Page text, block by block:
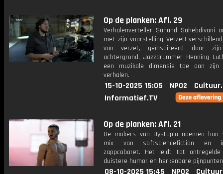
Op de planken: Afl. 29
Verhalenverteller Sahand Sahebdivani
met zijn voorstelling Verzet!
van verzet, geïnspireerd door
achtergrond. Jazzdrummer Henning
een muzikale dimensie toe aan zijn
verhalen.
15-10-2025 15:05 NPO2
Informatief.TV
Op de planken: Afl. 21
De makers van Dystopia noemen hun
mix van softsciencefiction en
zappcabaret. Het leidt tot ontregelde
duistere humor en herkenbare
08-10-2025 15:45 NPO2